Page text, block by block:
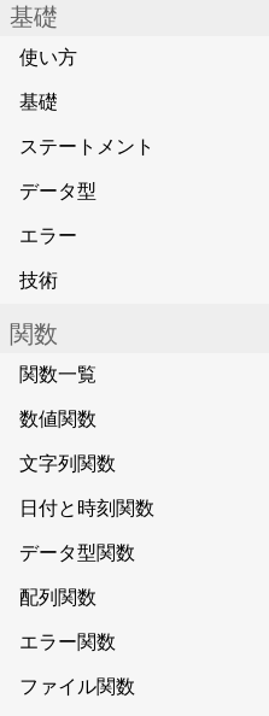
基礎
使い方
基礎
ステートメント
データ型
エラー
技術
関数
関数一覧
数値関数
文字列関数
日付と時刻関数
データ型関数
配列関数
エラー関数
ファイル関数